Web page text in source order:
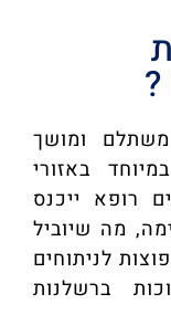
ומושך
באזורי
רופא ייכנס
מה שיוביל
לניתוחים
ברשלנות